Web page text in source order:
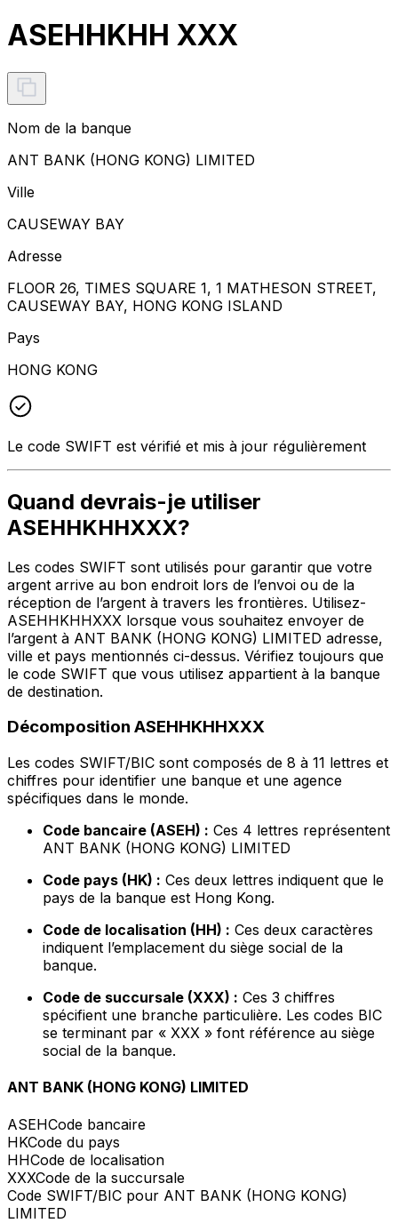
ASEHHKHH XXX
Nom de la banque
ANT BANK (HONG KONG) LIMITED
Ville
CAUSEWAY BAY
Adresse
FLOOR 26, TIMES SQUARE 1, 1 MATHESON STREET,
CAUSEWAY BAY, HONG KONG ISLAND
Pays
HONG KONG
Le code SWIFT est vérifié et mis à jour régulièrement
Quand devrais-je utiliser
ASEHHKHHXXX?
Les codes SWIFT sont utilisés pour garantir que votre
argent arrive au bon endroit lors de l’envoi ou de la
réception de l’argent à travers les frontières. Utilisez-
ASEHHKHHXXX lorsque vous souhaitez envoyer de
l’argent à ANT BANK (HONG KONG) LIMITED adresse,
ville et pays mentionnés ci-dessus. Vérifiez toujours que
le code SWIFT que vous utilisez appartient à la banque
de destination.
Décomposition ASEHHKHHXXX
Les codes SWIFT/BIC sont composés de 8 à 11 lettres et
chiffres pour identifier une banque et une agence
spécifiques dans le monde.
Code bancaire (ASEH) : Ces 4 lettres représentent
ANT BANK (HONG KONG) LIMITED
Code pays (HK) : Ces deux lettres indiquent que le
pays de la banque est Hong Kong.
Code de localisation (HH) : Ces deux caractères
indiquent l’emplacement du siège social de la
banque.
Code de succursale (XXX) : Ces 3 chiffres
spécifient une branche particulière. Les codes BIC
se terminant par « XXX » font référence au siège
social de la banque.
ANT BANK (HONG KONG) LIMITED
ASEHCode bancaire
HKCode du pays
HHCode de localisation
XXXCode de la succursale
Code SWIFT/BIC pour ANT BANK (HONG KONG)
LIMITED